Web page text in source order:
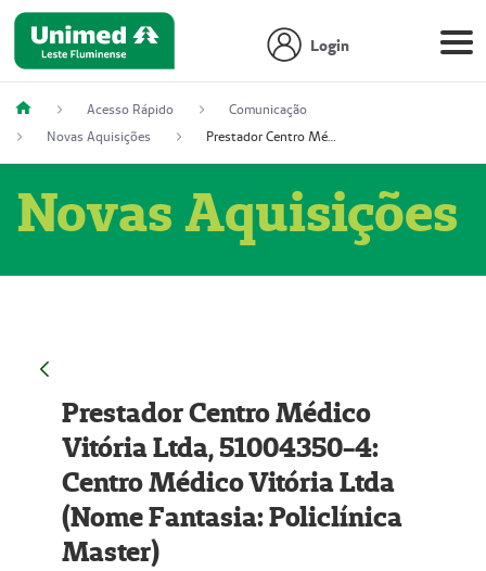
Login
Acesso Rápido
Comunicação
Novas Aquisições
Prestador Centro Médico Vitória Ltda, 51004350-4: Centro Médico Vitória Ltda (Nome Fantasia: Policlínica Master)
Novas Aquisições
Prestador Centro Médico
Vitória Ltda, 51004350-4:
Centro Médico Vitória Ltda
(Nome Fantasia: Policlínica
Master)